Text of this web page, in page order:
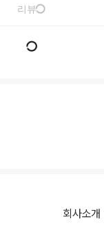
리뷰
회사소개